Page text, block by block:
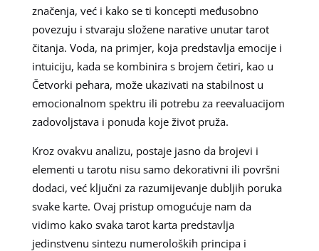
značenja, već i kako se ti koncepti međusobno
povezuju i stvaraju složene narative unutar tarot
čitanja. Voda, na primjer, koja predstavlja emocije i
intuiciju, kada se kombinira s brojem četiri, kao u
Četvorki pehara, može ukazivati na stabilnost u
emocionalnom spektru ili potrebu za reevaluacijom
zadovoljstava i ponuda koje život pruža.
Kroz ovakvu analizu, postaje jasno da brojevi i
elementi u tarotu nisu samo dekorativni ili površni
dodaci, već ključni za razumijevanje dubljih poruka
svake karte. Ovaj pristup omogućuje nam da
vidimo kako svaka tarot karta predstavlja
jedinstvenu sintezu numeroloških principa i